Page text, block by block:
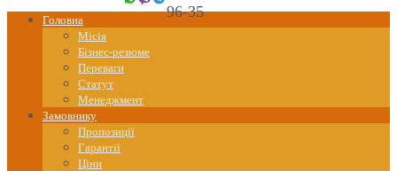
96-35
Skip
Головна
Місія
Бізнес-резюме
Переваги
Статут
Менеджмент
Замовнику
Пропозиції
Гарантії
Ціни